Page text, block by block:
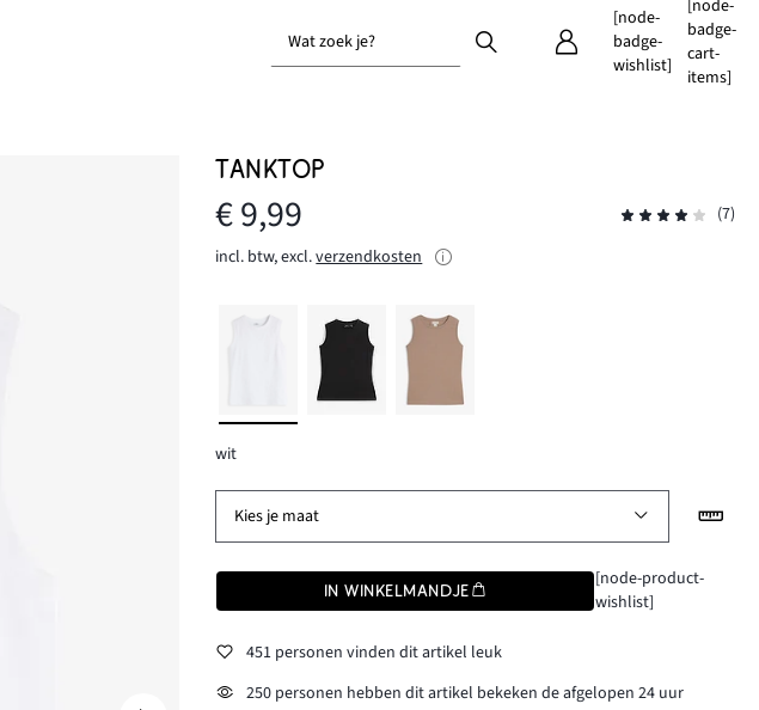
Wat zoek je?
[node-
badge-
wishlist]
[node-
badge-
cart-
items]
TANKTOP
€ 9,99
(7)
incl. btw, excl.verzendkosten
wit
Kies je maat
IN WINKELMANDJE
[node-product-
wishlist]
451 personen vinden dit artikel leuk
250 personen hebben dit artikel bekeken de afgelopen 24 uur